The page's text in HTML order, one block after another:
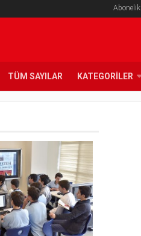
Abonelik
TÜM SAYILAR KATEGORILER